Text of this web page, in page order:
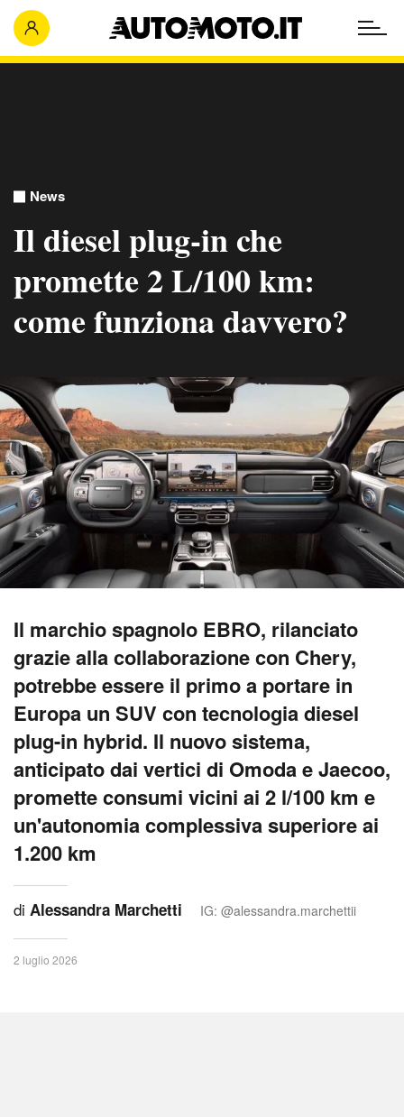
News
Il diesel plug-in che
promette 2 L/100 km:
come funziona davvero?
Il marchio spagnolo EBRO, rilanciato
grazie alla collaborazione con Chery,
potrebbe essere il primo a portare in
Europa un SUV con tecnologia diesel
plug-in hybrid. Il nuovo sistema,
anticipato dai vertici di Omoda e Jaecoo,
promette consumi vicini ai 2 l/100 km e
un'autonomia complessiva superiore ai
1.200 km
di Alessandra Marchetti IG: @alessandra.marchettii
2 luglio 2026